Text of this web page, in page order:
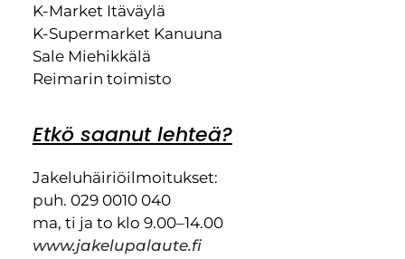
K-Market Itäväylä
K-Supermarket Kanuuna
Sale Miehikkälä
Reimarin toimisto
Etkö saanut lehteä?
Jakeluhäiriöilmoitukset:
puh. 029 0010 040
ma, ti ja to klo 9.00–14.00
www.jakelupalaute.fi